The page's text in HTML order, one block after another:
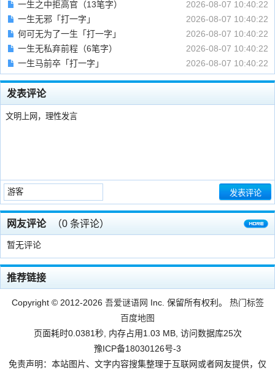
2026-08-07 10:40:22
一生之中拒高官（13笔字）
2026-08-07 10:40:22
一生无邪「打一字」
2026-08-07 10:40:22
何可无为了一生「打一字」
2026-08-07 10:40:22
一生无私弃前程（6笔字）
2026-08-07 10:40:22
一生马前卒「打一字」
发表评论
网友评论 （0 条评论）
暂无评论
推荐链接
Copyright © 2012-2026 吾爱谜语网 Inc. 保留所有权利。 热门标签
百度地图
页面耗时0.0381秒, 内存占用1.03 MB, 访问数据库25次
豫ICP备18030126号-3
免责声明：本站图片、文字内容搜集整理于互联网或者网友提供，仅